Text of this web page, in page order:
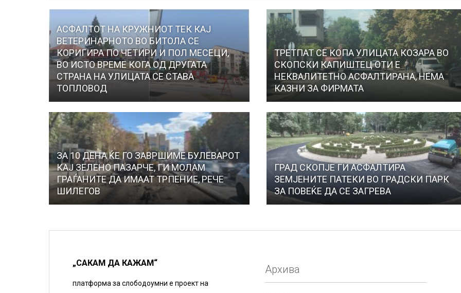
АСФАЛТОТ НА КРУЖНИОТ ТЕК КАЈ
ВЕТЕРИНАРНОТО ВО БИТОЛА СЕ
КОРИГИРА ПО ЧЕТИРИ И ПОЛ МЕСЕЦИ,
ВО ИСТО ВРЕМЕ КОГА ОД ДРУГАТА
СТРАНА НА УЛИЦАТА СЕ СТАВА
ТОПЛОВОД
ТРЕТПАТ СЕ КОПА УЛИЦАТА КОЗАРА ВО
СКОПСКИ КАПИШТЕЦ ОТИ Е
НЕКВАЛИТЕТНО АСФАЛТИРАНА, НЕМА
КАЗНИ ЗА ФИРМАТА
ЗА 10 ДЕНА ЌЕ ГО ЗАВРШИМЕ БУЛЕВАРОТ
КАЈ ЗЕЛЕНО ПАЗАРЧЕ, ГИ МОЛАМ
ГРАЃАНИТЕ ДА ИМААТ ТРПЕНИЕ, РЕЧЕ
ШИЛЕГОВ
ГРАД СКОПЈЕ ГИ АСФАЛТИРА
ЗЕМЈЕНИТЕ ПАТЕКИ ВО ГРАДСКИ ПАРК
ЗА ПОВЕЌЕ ДА СЕ ЗАГРЕВА
„САКАМ ДА КАЖАМ“
платформа за слободоумни е проект на
Архива